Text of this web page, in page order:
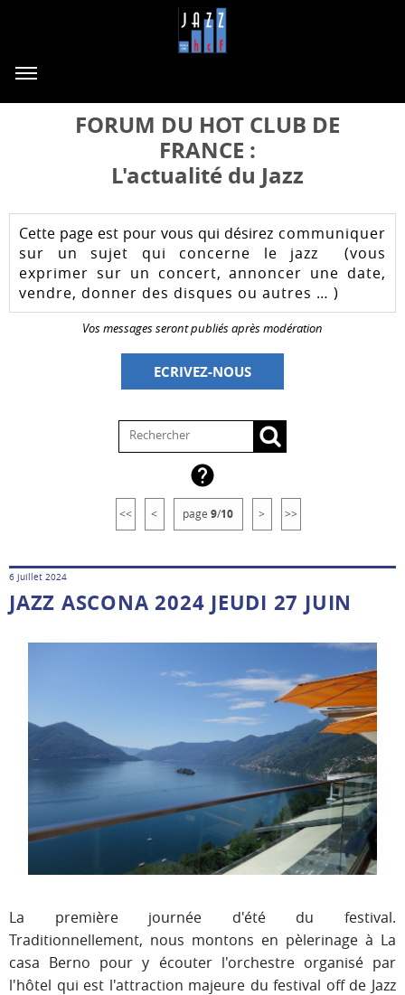
FORUM DU HOT CLUB DE
FRANCE :
L'actualité du Jazz
Cette page est pour vous qui désirez communiquer
sur un sujet qui concerne le jazz (vous
exprimer sur un concert, annoncer une date,
vendre, donner des disques ou autres … )
Vos messages seront publiés après modération
ECRIVEZ-NOUS
<< < page 9/10 > >>

6 juillet 2024
JAZZ ASCONA 2024 JEUDI 27 JUIN
La première journée d'été du festival.
Traditionnellement, nous montons en pèlerinage à La
casa Berno pour y écouter l'orchestre organisé par
l'hôtel qui est l'attraction majeure du festival off de Jazz